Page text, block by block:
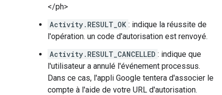
</ph>
Activity.RESULT_OK : indique la réussite de
l'opération. un code d'autorisation est renvoyé.
Activity.RESULT_CANCELLED : indique que
l'utilisateur a annulé l'événement processus.
Dans ce cas, l'appli Google tentera d'associer le
compte à l'aide de votre URL d'autorisation.